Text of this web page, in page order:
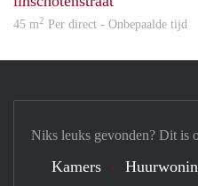
45 m2 Per direct - Onbepaalde tijd
Niks leuks gevonden? Dit is
Kamers